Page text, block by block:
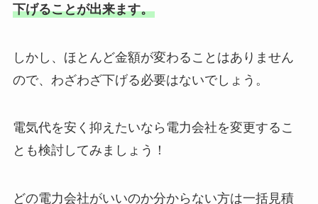
下げることが出来ます。
しかし、ほとんど金額が変わることはありません
ので、わざわざ下げる必要はないでしょう。
電気代を安く抑えたいなら電力会社を変更するこ
とも検討してみましょう！
どの電力会社がいいのか分からない方は一括見積